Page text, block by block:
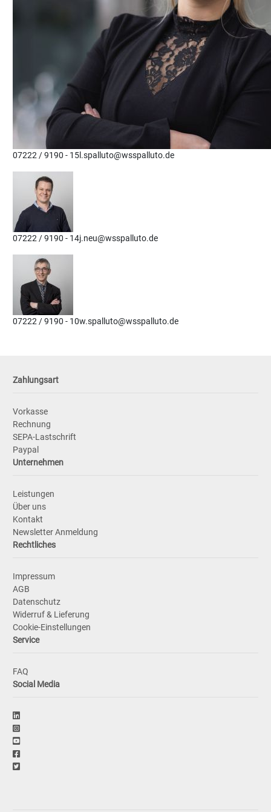
07222 / 9190 - 15l.spalluto@wsspalluto.de
07222 / 9190 - 14j.neu@wsspalluto.de
07222 / 9190 - 10w.spalluto@wsspalluto.de
Zahlungsart
Vorkasse
Rechnung
SEPA-Lastschrift
Paypal
Unternehmen
Leistungen
Über uns
Kontakt
Newsletter Anmeldung
Rechtliches
Impressum
AGB
Datenschutz
Widerruf & Lieferung
Cookie-Einstellungen
Service
FAQ
Social Media